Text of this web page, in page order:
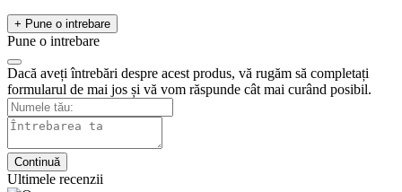
+ Pune o intrebare
Pune o intrebare
Dacă aveți întrebări despre acest produs, vă rugăm să completați
formularul de mai jos și vă vom răspunde cât mai curând posibil.
Continuă
Ultimele recenzii